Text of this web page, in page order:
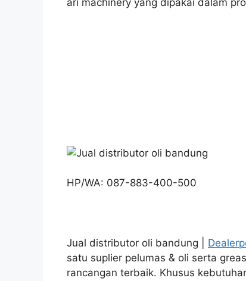
ari machinery yang dipakai dalam
HP/WA: 087-883-400-500
Jual distributor oli bandung |
satu suplier pelumas & oli serta
rancangan terbaik. Khusus